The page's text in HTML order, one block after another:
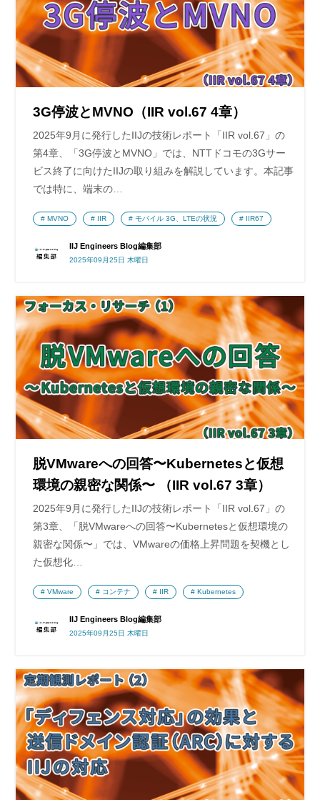
3G停波とMVNO（IIR vol.67 4章）
2025年9月に発行したIIJの技術レポート「IIR vol.67」の
第4章、「3G停波とMVNO」では、NTTドコモの3Gサー
ビス終了に向けたIIJの取り組みを解説しています。本記事
では特に、端末の…
IIJ Engineers Blog編集部
2025年09月25日 木曜日
MVNO IIR モバイル 3G、LTEの状況 IIR67
脱VMwareへの回答〜Kubernetesと仮想
環境の親密な関係〜 （IIR vol.67 3章）
2025年9月に発行したIIJの技術レポート「IIR vol.67」の
第3章、「脱VMwareへの回答〜Kubernetesと仮想環境の
親密な関係〜」では、VMwareの価格上昇問題を契機とし
た仮想化…
IIJ Engineers Blog編集部
2025年09月25日 木曜日
VMware コンテナ IIR Kubernetes